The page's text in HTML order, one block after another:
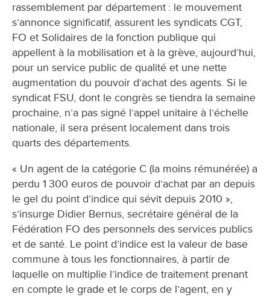
rassemblement par département : le mouvement
s’annonce significatif, assurent les syndicats CGT,
FO et Solidaires de la fonction publique qui
appellent à la mobilisation et à la grève, aujourd’hui,
pour un service public de qualité et une nette
augmentation du pouvoir d’achat des agents. Si le
syndicat FSU, dont le congrès se tiendra la semaine
prochaine, n’a pas signé l’appel unitaire à l’échelle
nationale, il sera présent localement dans trois
quarts des départements.
« Un agent de la catégorie C (la moins rémunérée) a
perdu 1 300 euros de pouvoir d’achat par an depuis
le gel du point d’indice qui sévit depuis 2010 »,
s’insurge Didier Bernus, secrétaire général de la
Fédération FO des personnels des services publics
et de santé. Le point d’indice est la valeur de base
commune à tous les fonctionnaires, à partir de
laquelle on multiplie l’indice de traitement prenant
en compte le grade et le corps de l’agent, en y